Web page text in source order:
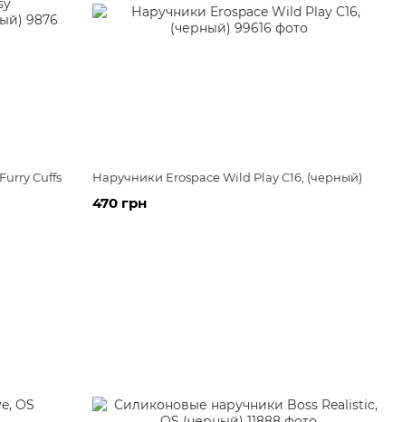
Cuffs
Наручники Erospace Wild Play C16, (черный)
470 грн